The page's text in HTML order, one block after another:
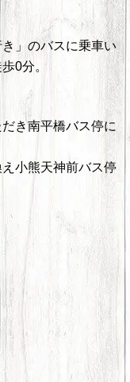
」のバスに乗車い
0分。
き南平橋バス停に
小熊天神前バス停